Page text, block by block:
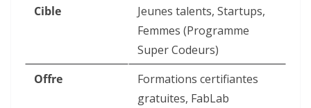
Cible
Jeunes talents, Startups,
Femmes (Programme
Super Codeurs)
Offre
Formations certifiantes
gratuites, FabLab